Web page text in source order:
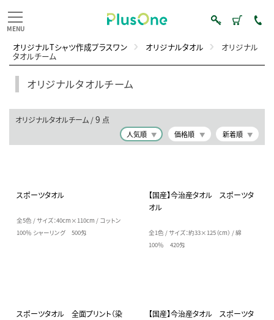
オリジナルTシャツ作成プラスワン オリジナルタオル オリジナル
タオルチーム
オリジナルタオルチーム
オリジナルタオルチーム /9 点
人気順 価格順 新着順
スポーツタオル
全5色 / サイズ：40cm×110cm / コットン
100％ シャーリング 500匁
【国産】今治産タオル スポーツタ
オル
全1色 / サイズ：約33×125（cm） / 綿
100％ 420匁
スポーツタオル 全面プリント（染
【国産】今治産タオル スポーツタ